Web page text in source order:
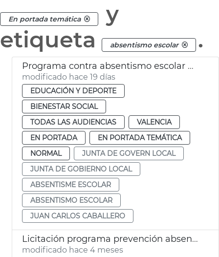
En portada temática
y
etiqueta
absentismo escolar .
Programa contra absentismo escolar València
modificado hace 19 días
EDUCACIÓN Y DEPORTE
BIENESTAR SOCIAL
TODAS LAS AUDIENCIAS
VALENCIA
EN PORTADA
EN PORTADA TEMÁTICA
NORMAL
JUNTA DE GOVERN LOCAL
JUNTA DE GOBIERNO LOCAL
ABSENTISME ESCOLAR
ABSENTISMO ESCOLAR
JUAN CARLOS CABALLERO
Licitación programa prevención absentismo escolar Ayuntamiento València
modificado hace 4 meses